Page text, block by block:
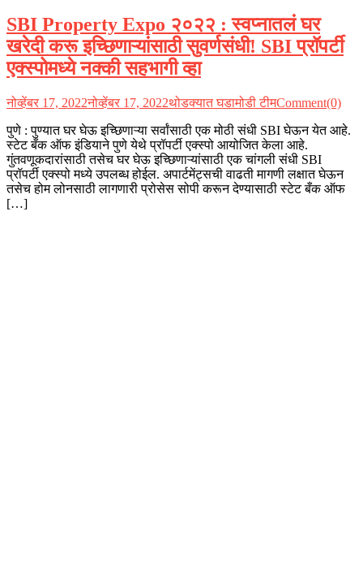
SBI Property Expo २०२२ : स्वप्नातलं घर
खरेदी करू इच्छिणाऱ्यांसाठी सुवर्णसंधी! SBI प्रॉपर्टी
एक्स्पोमध्ये नक्की सहभागी व्हा
नोव्हेंबर 17, 2022नोव्हेंबर 17, 2022थोडक्यात घडामोडी टीमComment(0)
पुणे : पुण्यात घर घेऊ इच्छिणाऱ्या सर्वांसाठी एक मोठी संधी SBI घेऊन येत आहे.
स्टेट बँक ऑफ इंडियाने पुणे येथे प्रॉपर्टी एक्स्पो आयोजित केला आहे.
गुंतवणूकदारांसाठी तसेच घर घेऊ इच्छिणाऱ्यांसाठी एक चांगली संधी SBI
प्रॉपर्टी एक्स्पो मध्ये उपलब्ध होईल. अपार्टमेंट्सची वाढती मागणी लक्षात घेऊन
तसेच होम लोनसाठी लागणारी प्रोसेस सोपी करून देण्यासाठी स्टेट बँक ऑफ
[…]